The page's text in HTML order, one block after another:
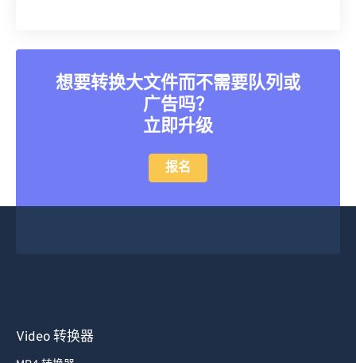
想要转换大文件而不需要队列或
广告吗？
立即升级
报名
Video 转换器